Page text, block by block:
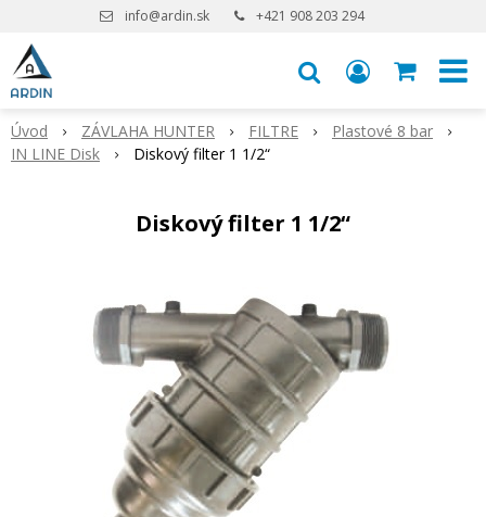
info@ardin.sk +421 908 203 294
Úvod ZÁVLAHA HUNTER FILTRE
Plastové 8 bar
IN LINE Disk
Diskový filter 1 1/2“
Diskový filter 1 1/2“